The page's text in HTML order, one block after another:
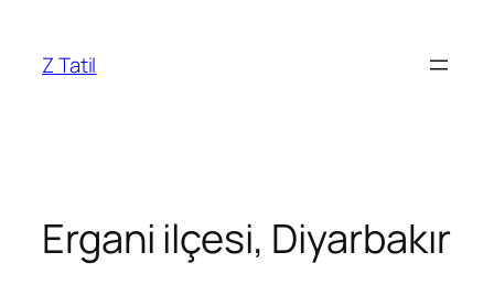
Z Tatil
Ergani ilçesi, Diyarbakır